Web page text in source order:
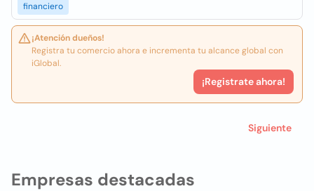
Empresas destacadas
financiero
¡Atención dueños!
Registra tu comercio ahora e incrementa tu alcance global con
iGlobal.
¡Registrate ahora!
Siguiente